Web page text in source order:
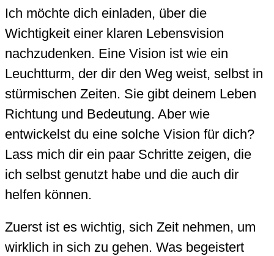
Ich möchte dich einladen, über die
Wichtigkeit einer klaren Lebensvision
nachzudenken. Eine Vision ist wie ein
Leuchtturm, der dir den Weg weist, selbst in
stürmischen Zeiten. Sie gibt deinem Leben
Richtung und Bedeutung. Aber wie
entwickelst du eine solche Vision für dich?
Lass mich dir ein paar Schritte zeigen, die
ich selbst genutzt habe und die auch dir
helfen können.
Zuerst ist es wichtig, sich Zeit nehmen, um
wirklich in sich zu gehen. Was begeistert